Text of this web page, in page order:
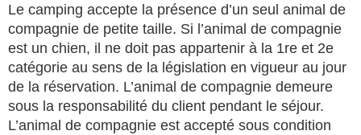
Le camping accepte la présence d’un seul animal de
compagnie de petite taille. Si l’animal de compagnie
est un chien, il ne doit pas appartenir à la 1re et 2e
catégorie au sens de la législation en vigueur au jour
de la réservation. L’animal de compagnie demeure
sous la responsabilité du client pendant le séjour.
L’animal de compagnie est accepté sous condition